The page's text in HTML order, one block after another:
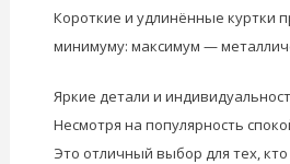
Короткие и удлинённые куртки
минимуму: максимум —
Яркие детали и
Несмотря на популярность
Это отличный выбор для тех,